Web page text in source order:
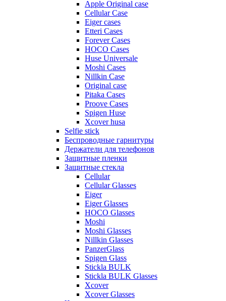
Apple Original case
Cellular Case
Eiger cases
Etteri Cases
Forever Cases
HOCO Cases
Huse Universale
Moshi Cases
Nillkin Case
Original case
Pitaka Cases
Proove Cases
Spigen Huse
Xcover husa
Selfie stick
Беспроводные гарнитуры
Держатели для телефонов
Защитные пленки
Защитные стекла
Cellular
Cellular Glasses
Eiger
Eiger Glasses
HOCO Glasses
Moshi
Moshi Glasses
Nillkin Glasses
PanzerGlass
Spigen Glass
Stickla BULK
Stickla BULK Glasses
Xcover
Xcover Glasses